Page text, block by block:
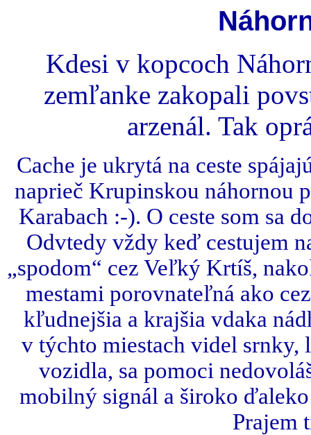
Kdesi v kopcoch
zemľanke zakopali
arzenál. Tak
Cache je ukrytá na ceste
naprieč Krupinskou náhornou
Karabach :-). O ceste som sa
Odvtedy vždy keď cestujem
„spodom“ cez Veľký Krtíš,
mestami porovnateľná ako
kľudnejšia a krajšia vdaka
v týchto miestach videl
vozidla, sa pomoci
mobilný signál a široko
Prajem